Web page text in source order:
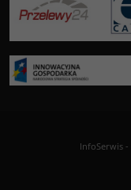
InfoSerwis-